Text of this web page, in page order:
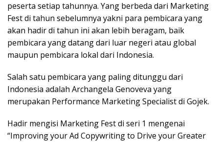
peserta setiap tahunnya. Yang berbeda dari Marketing
Fest di tahun sebelumnya yakni para pembicara yang
akan hadir di tahun ini akan lebih beragam, baik
pembicara yang datang dari luar negeri atau global
maupun pembicara lokal dari Indonesia.
Salah satu pembicara yang paling ditunggu dari
Indonesia adalah Archangela Genoveva yang
merupakan Performance Marketing Specialist di Gojek.
Hadir mengisi Marketing Fest di seri 1 mengenai
“Improving your Ad Copywriting to Drive your Greater